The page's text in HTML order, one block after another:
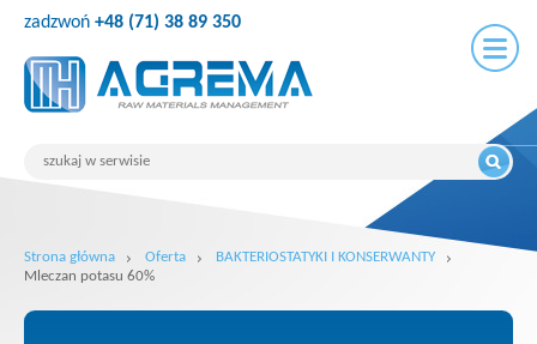
zadzwoń +48 (71) 38 89 350
Strona główna Oferta
BAKTERIOSTATYKI I KONSERWANTY
Mleczan potasu 60%